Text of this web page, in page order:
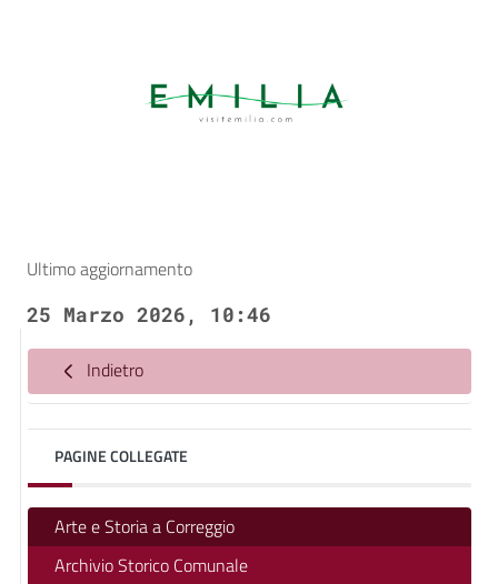
Ultimo aggiornamento
25 Marzo 2026, 10:46
Indietro
PAGINE COLLEGATE
Arte e Storia a Correggio
Archivio Storico Comunale